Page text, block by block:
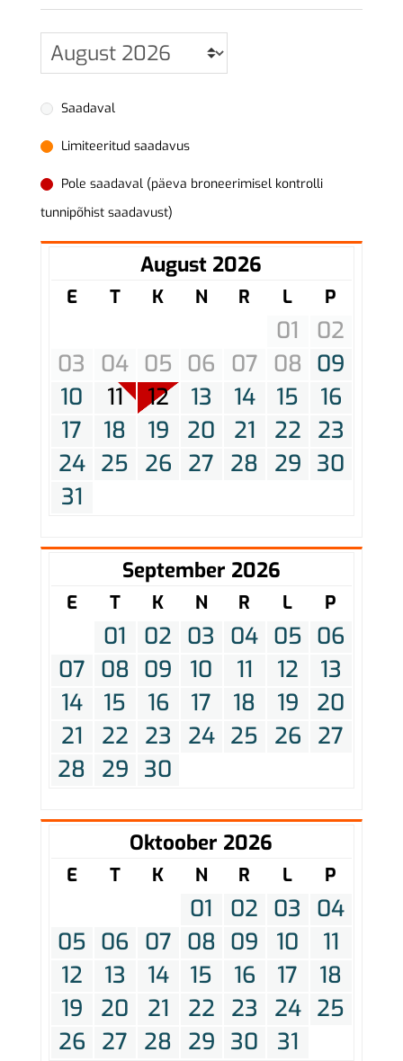
Saadaval
Limiteeritud saadavus
Pole saadaval (päeva broneerimisel kontrolli
tunnipõhist saadavust)
August 2026
E T K N R L P
01
02
03
04 05 06 07 08 09
10
11 12 13 14 15
16
17
18 19 20 21 22
23
24 25 26 27 28 29 30
31
September 2026
E T K N R L P
01 02 03 04 05 06
07 08 09 10 11 12
13
14
15 16 17 18 19
20
21
22 23 24 25 26
27
28
29 30
Oktoober 2026
E T K N R L P
01 02 03
04
05 06 07 08 09 10
11
12
13 14 15 16 17
18
19
20 21 22 23 24 25
26
27 28 29 30 31